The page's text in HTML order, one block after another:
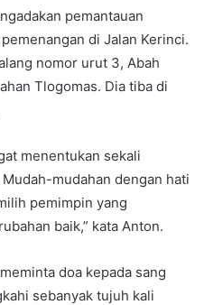
pemantauan
di Jalan Kerinci.
nomor urut 3, Abah
Tlogomas. Dia tiba di
menentukan sekali
mudahan dengan hati
pemimpin yang
baik,” kata Anton.
doa kepada sang
sebanyak tujuh kali